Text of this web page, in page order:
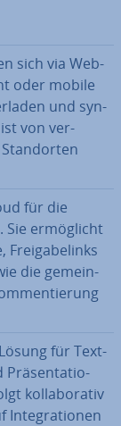
sich via Web­
oder mobile
und syn­
von ver­
für die
Sie er­mög­licht
Frei­ga­be­l­inks
die ge­mein­
für Text­
Prä­sen­ta­tio­
kol­la­bo­ra­tiv
In­te­gra­tio­nen